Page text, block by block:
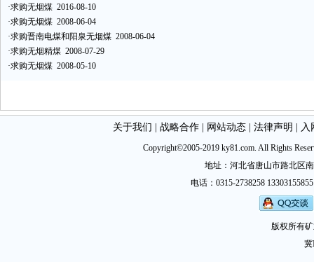
·求购无烟煤 2016-08-10
·求购无烟煤 2008-06-04
·求购晋南电煤和阳泉无烟煤 2008-06-04
·求购无烟精煤 2008-07-29
·求购无烟煤 2008-05-10
关于我们 战略合作| 网站动态| 法律声明 入
Copyright©2005-2019 ky81.com. All Rights
地址：河北省唐山市路北区
电话：0315-2738258
版权所有
冀